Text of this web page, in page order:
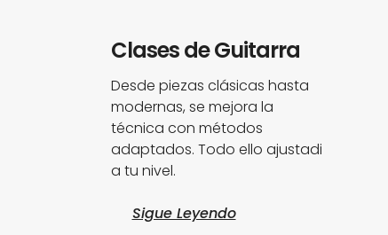
Clases de Guitarra
Desde piezas clásicas hasta
modernas, se mejora la
técnica con métodos
adaptados. Todo ello ajustadi
a tu nivel.
Sigue Leyendo